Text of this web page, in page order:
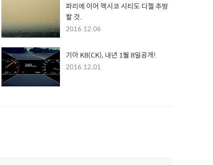
파리에 이어 멕시코 시티도 디젤 추방
할 것.
2016.12.06
기아 K8(CK), 내년 1월 8일공개!
2016.12.01